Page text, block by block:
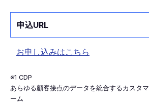
申込URL
お申し込みはこちら
※1 CDP
あらゆる顧客接点のデータを統合するカスタ
ーム